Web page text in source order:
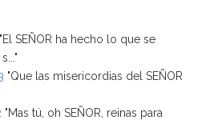
"El SEÑOR ha hecho lo que se
"Que las misericordias del SEÑOR
"Mas tú, oh SEÑOR, reinas para